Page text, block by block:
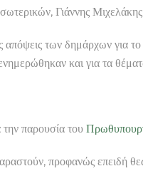
Γιάννης Μιχελάκης
των δημάρχων για
και για τα
την παρουσία του
προφανώς